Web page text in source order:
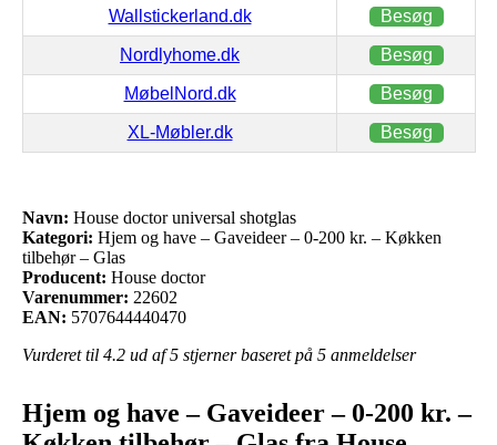
Wallstickerland.dk Besøg
Nordlyhome.dk Besøg
MøbelNord.dk Besøg
XL-Møbler.dk Besøg
Navn: House doctor universal shotglas
Kategori: Hjem og have – Gaveideer – 0-200 kr. – Køkken
tilbehør – Glas
Producent: House doctor
Varenummer: 22602
EAN: 5707644440470
Vurderet til 4.2 ud af 5 stjerner baseret på 5 anmeldelser
Hjem og have – Gaveideer – 0-200 kr. –